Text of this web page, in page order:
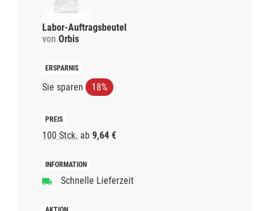
Labor-Auftragsbeutel
von Orbis
Sie sparen 18%
100 Stck. ab 9,64 €
Schnelle Lieferzeit